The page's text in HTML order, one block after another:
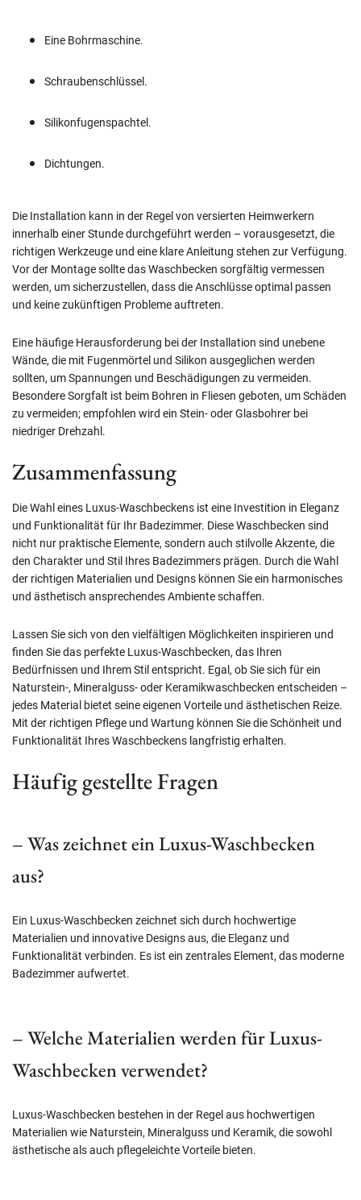
Eine Bohrmaschine.
Schraubenschlüssel.
Silikonfugenspachtel.
Dichtungen.
Die Installation kann in der Regel von versierten Heimwerkern
innerhalb einer Stunde durchgeführt werden – vorausgesetzt, die
richtigen Werkzeuge und eine klare Anleitung stehen zur Verfügung.
Vor der Montage sollte das Waschbecken sorgfältig vermessen
werden, um sicherzustellen, dass die Anschlüsse optimal passen
und keine zukünftigen Probleme auftreten.
Eine häufige Herausforderung bei der Installation sind unebene
Wände, die mit Fugenmörtel und Silikon ausgeglichen werden
sollten, um Spannungen und Beschädigungen zu vermeiden.
Besondere Sorgfalt ist beim Bohren in Fliesen geboten, um Schäden
zu vermeiden; empfohlen wird ein Stein- oder Glasbohrer bei
niedriger Drehzahl.
Zusammenfassung
Die Wahl eines Luxus-Waschbeckens ist eine Investition in Eleganz
und Funktionalität für Ihr Badezimmer. Diese Waschbecken sind
nicht nur praktische Elemente, sondern auch stilvolle Akzente, die
den Charakter und Stil Ihres Badezimmers prägen. Durch die Wahl
der richtigen Materialien und Designs können Sie ein harmonisches
und ästhetisch ansprechendes Ambiente schaffen.
Lassen Sie sich von den vielfältigen Möglichkeiten inspirieren und
finden Sie das perfekte Luxus-Waschbecken, das Ihren
Bedürfnissen und Ihrem Stil entspricht. Egal, ob Sie sich für ein
Naturstein-, Mineralguss- oder Keramikwaschbecken entscheiden –
jedes Material bietet seine eigenen Vorteile und ästhetischen Reize.
Mit der richtigen Pflege und Wartung können Sie die Schönheit und
Funktionalität Ihres Waschbeckens langfristig erhalten.
Häufig gestellte Fragen
– Was zeichnet ein Luxus-Waschbecken
aus?
Ein Luxus-Waschbecken zeichnet sich durch hochwertige
Materialien und innovative Designs aus, die Eleganz und
Funktionalität verbinden. Es ist ein zentrales Element, das moderne
Badezimmer aufwertet.
– Welche Materialien werden für Luxus-
Waschbecken verwendet?
Luxus-Waschbecken bestehen in der Regel aus hochwertigen
Materialien wie Naturstein, Mineralguss und Keramik, die sowohl
ästhetische als auch pflegeleichte Vorteile bieten.